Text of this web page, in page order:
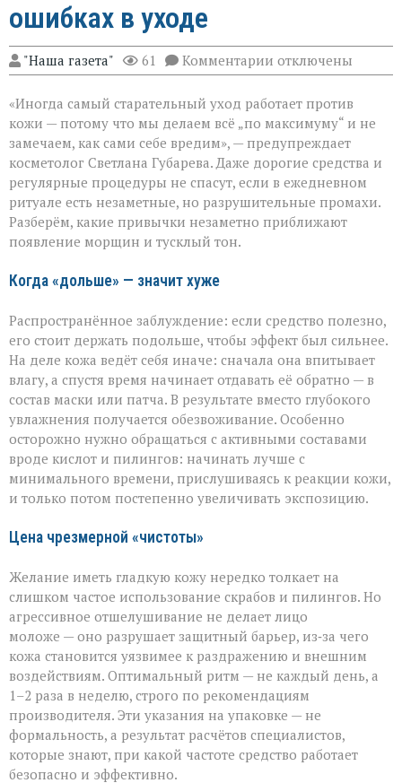
ошибках в уходе
"Наша газета" 61 Комментарии к
записи
думаете,
что
ухаживаете,
а
на
деле
ускоряете
старение»:
косметолог
отключены
«Иногда самый старательный уход работает против
кожи — потому что мы делаем всё „по максимуму“ и не
замечаем, как сами себе вредим», — предупреждает
косметолог Светлана Губарева. Даже дорогие средства и
регулярные процедуры не спасут, если в ежедневном
ритуале есть незаметные, но разрушительные промахи.
Разберём, какие привычки незаметно приближают
появление морщин и тусклый тон.
Когда «дольше» — значит хуже
Распространённое заблуждение: если средство полезно,
его стоит держать подольше, чтобы эффект был сильнее.
На деле кожа ведёт себя иначе: сначала она впитывает
влагу, а спустя время начинает отдавать её обратно — в
состав маски или патча. В результате вместо глубокого
увлажнения получается обезвоживание. Особенно
осторожно нужно обращаться с активными составами
вроде кислот и пилингов: начинать лучше с
минимального времени, прислушиваясь к реакции кожи,
и только потом постепенно увеличивать экспозицию.
Цена чрезмерной «чистоты»
Желание иметь гладкую кожу нередко толкает на
слишком частое использование скрабов и пилингов. Но
агрессивное отшелушивание не делает лицо
моложе — оно разрушает защитный барьер, из‑за чего
кожа становится уязвимее к раздражению и внешним
воздействиям. Оптимальный ритм — не каждый день, а
1–2 раза в неделю, строго по рекомендациям
производителя. Эти указания на упаковке — не
формальность, а результат расчётов специалистов,
которые знают, при какой частоте средство работает
безопасно и эффективно.